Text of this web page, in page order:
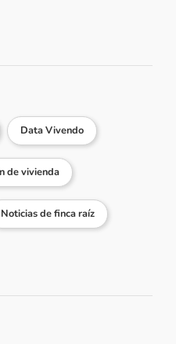
Data Vivendo
de vivienda
Noticias de finca raíz